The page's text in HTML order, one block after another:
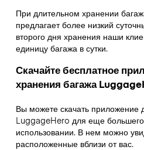
При длительном хранении
предлагает более низкий
второго дня хранения наши
единицу багажа в сутки.
Скачайте бесплатное
хранения багажа
Вы можете скачать приложение
LuggageHero для еще большего
использовании. В нем можно
расположенные вблизи от вас.